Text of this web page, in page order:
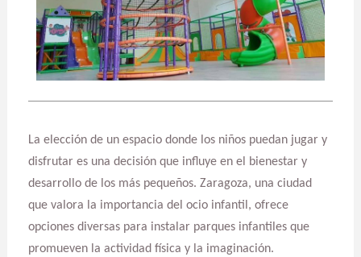
La elección de un espacio donde los niños puedan jugar y
disfrutar es una decisión que influye en el bienestar y
desarrollo de los más pequeños. Zaragoza, una ciudad
que valora la importancia del ocio infantil, ofrece
opciones diversas para instalar parques infantiles que
promueven la actividad física y la imaginación.